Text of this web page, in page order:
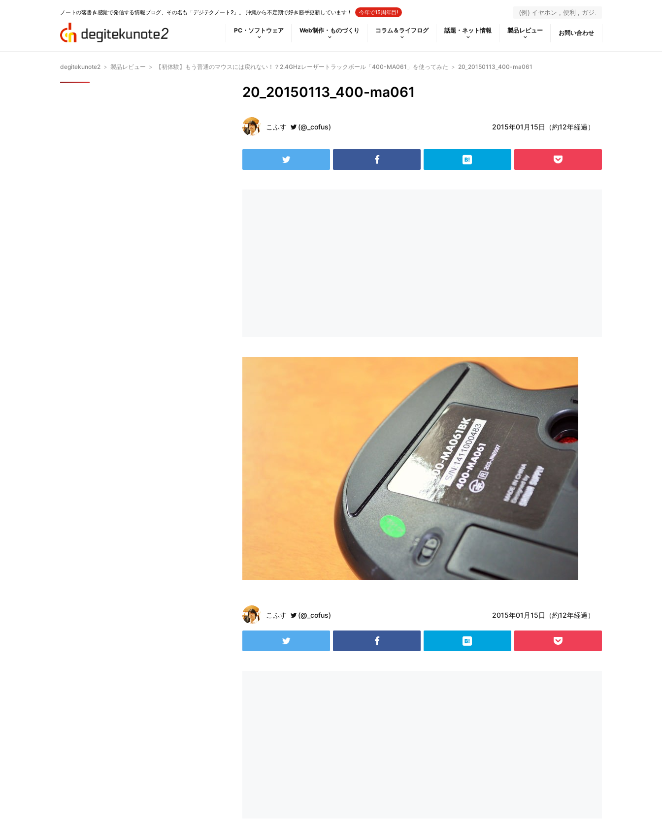
ノートの落書き感覚で発信する情報ブログ、その名も「デジテクノート2」。 沖縄から不定期で好き勝手更新しています！ 今年で15周年目!
PC・ソフトウェア Web制作・ものづくり コラム＆ライフログ 話題・ネット情報 製品レビュー お問い合わせ
degitekunote2 > 製品レビュー > 【初体験】もう普通のマウスには戻れない！？2.4GHzレーザートラックボール「400-MA061」を使ってみた > 20_20150113_400-ma061
20_20150113_400-ma061
こふす (@_cofus) 2015年01月15日（約12年経過）
こふす (@_cofus) 2015年01月15日（約12年経過）